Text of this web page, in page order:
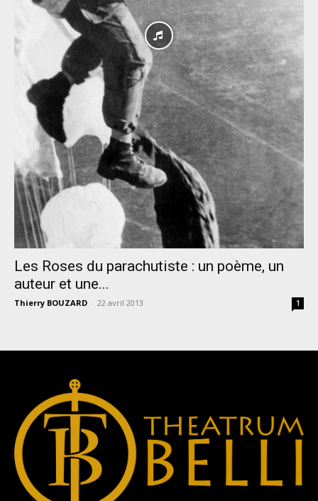
Les Roses du parachutiste : un poème, un
auteur et une...
Thierry BOUZARD - 22 avril 2013 1